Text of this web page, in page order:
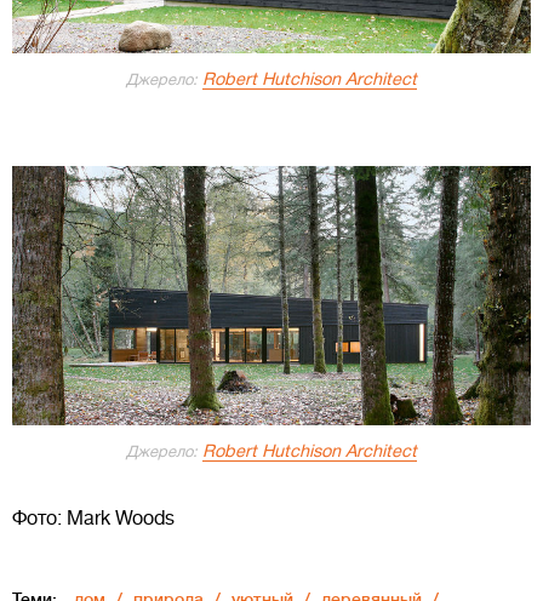
Джерело: Robert Hutchison Architect
Джерело: Robert Hutchison Architect
Фото: Mark Woods